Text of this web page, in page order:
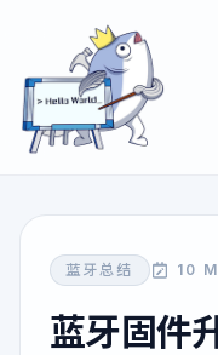
蓝牙总结 10
蓝牙固件